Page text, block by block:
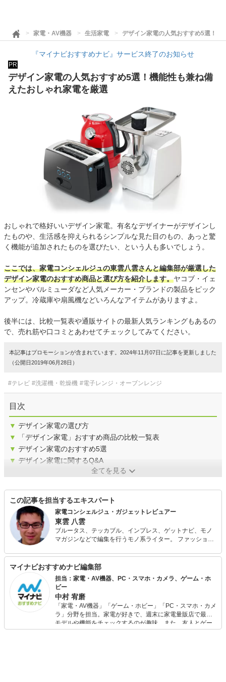
家電・AV機器 生活家電 デザイン家電の人気おすすめ5選！
『マイナビおすすめナビ』サービス終了のお知らせ
PR
デザイン家電の人気おすすめ5選！機能性も兼ね備
えたおしゃれ家電を厳選
おしゃれで格好いいデザイン家電。有名なデザイナーがデザインし
たものや、生活感を抑えられるシンプルな見た目のもの、あっと驚
く機能が追加されたものを選びたい、という人も多いでしょう。
ここでは、家電コンシェルジュの東雲八雲さんと編集部が厳選した
デザイン家電のおすすめ商品と選び方を紹介します。ヤコブ・イェ
ンセンやバルミューダなど人気メーカー・ブランドの製品をピック
アップ。冷蔵庫や扇風機などいろんなアイテムがありますよ。
後半には、比較一覧表や通販サイトの最新人気ランキングもあるの
で、売れ筋や口コミとあわせてチェックしてみてください。
本記事はプロモーションが含まれています。2024年11月07日に記事を更新しました
（公開日2019年06月28日）
#テレビ #洗濯機・乾燥機 #電子レンジ・オーブンレンジ
目次
▼ デザイン家電の選び方
▼
「デザイン家電」おすすめ商品の比較一覧表
▼ デザイン家電のおすすめ5選
▼ デザイン家電に関するQ&A
全てを見る
この記事を担当するエキスパート
家電コンシェルジュ・ガジェットレビュアー
東雲 八雲
ブルータス、テッカブル、インプレス、ゲットナビ、モノ
マガジンなどで編集を行うモノ系ライター。 ファッション
で加味して良い品を探すのが好き。 週6日の秋葉原・銀座
ウォッチや、海外製品の調査まで、とにかく人よりいい品
を探すのが大好き。（今まで購入した家電で家が１軒建つ
とか建たないとか。）
マイナビおすすめナビ編集部
担当：家電・AV機器、PC・スマホ・カメラ、ゲーム・ホ
ビー
中村 宥磨
「家電・AV機器」「ゲーム・ホビー」「PC・スマホ・カメ
ラ」分野を担当。家電が好きで、週末に家電量販店で最新
モデルや機能をチェックするのが趣味。また、友人とゲー
ムを楽しみながら、新作タイトルやイベント情報もいち早